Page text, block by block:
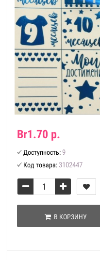
Br1.70 р.
Доступность: 9
Код товара: 3102447
В КОРЗИНУ